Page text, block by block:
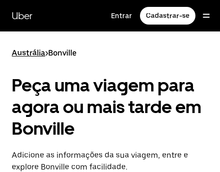
para
conteúdo
Uber Entrar Cadastrar-se
Austrália>Bonville
Peça uma viagem para
agora ou mais tarde em
Bonville
Adicione as informações da sua viagem, entre e
explore Bonville com facilidade.